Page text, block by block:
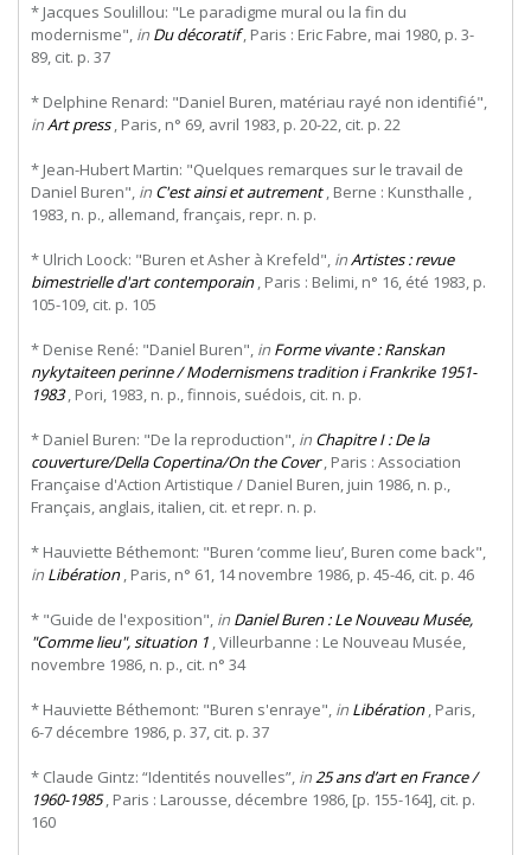
* Jacques Soulillou: "Le paradigme mural ou la fin du
modernisme", in Du décoratif, Paris : Eric Fabre, mai 1980, p. 3-
89, cit. p. 37
* Delphine Renard: "Daniel Buren, matériau rayé non identifié",
inArt press, Paris, n° 69, avril 1983, p. 20-22, cit. p. 22
* Jean-Hubert Martin: "Quelques remarques sur le travail de
Daniel Buren", in C'est ainsi et autrement, Berne : Kunsthalle ,
1983, n. p., allemand, français, repr. n. p.
* Ulrich Loock: "Buren et Asher à Krefeld", inArtistes : revue
bimestrielle d'art contemporain, Paris : Belimi, n° 16, été 1983, p.
105-109, cit. p. 105
* Denise René: "Daniel Buren", in Forme vivante : Ranskan
nykytaiteen perinne / Modernismens tradition i Frankrike 1951-
1983, Pori, 1983, n. p., finnois, suédois, cit. n. p.
* Daniel Buren: "De la reproduction", in Chapitre I : De la
couverture/Della Copertina/On the Cover, Paris : Association
Française d'Action Artistique / Daniel Buren, juin 1986, n. p.,
Français, anglais, italien, cit. et repr. n. p.
* Hauviette Béthemont: "Buren ‘comme lieu’, Buren come back",
in Libération, Paris, n° 61, 14 novembre 1986, p. 45-46, cit. p. 46
* "Guide de l'exposition", in Daniel Buren : Le Nouveau Musée,
"Comme lieu", situation 1 , Villeurbanne : Le Nouveau Musée,
novembre 1986, n. p., cit. n° 34
* Hauviette Béthemont: "Buren s'enraye", in Libération, Paris,
6-7 décembre 1986, p. 37, cit. p. 37
* Claude Gintz: “Identités nouvelles”, in25 ans d’art en France /
1960-1985, Paris : Larousse, décembre 1986, [p. 155-164], cit. p.
160